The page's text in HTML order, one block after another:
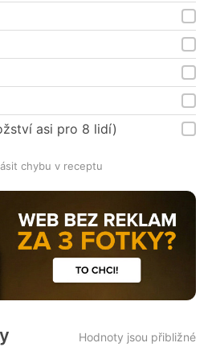
asi pro 8 lidí)
chybu v receptu
Hodnoty jsou přibližné